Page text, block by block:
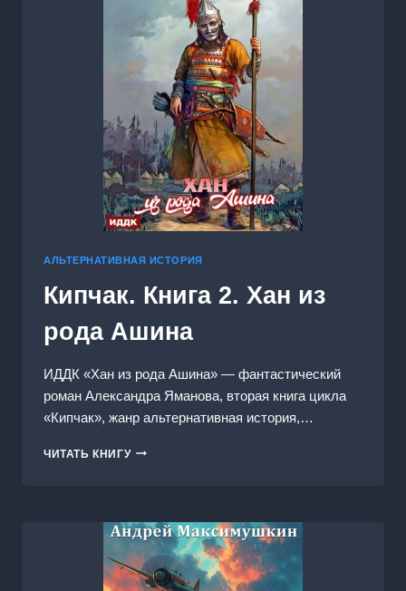
АЛЬТЕРНАТИВНАЯ ИСТОРИЯ
Кипчак. Книга 2. Хан из
рода Ашина
ИДДК «Хан из рода Ашина» — фантастический
роман Александра Яманова, вторая книга цикла
«Кипчак», жанр альтернативная история,…
ЧИТАТЬ КНИГУКИПЧАК.
РОДА
АШИНА